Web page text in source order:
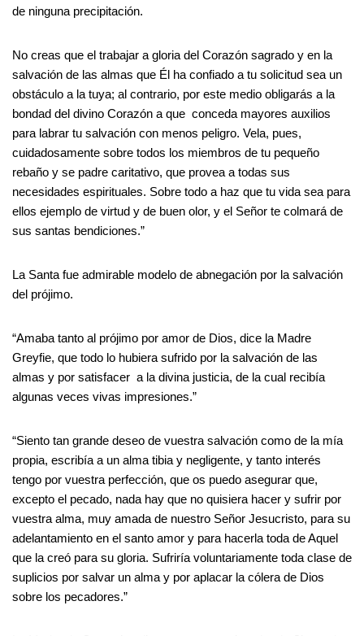
de ninguna precipitación.
No creas que el trabajar a gloria del Corazón sagrado y en la
salvación de las almas que Él ha confiado a tu solicitud sea un
obstáculo a la tuya; al contrario, por este medio obligarás a la
bondad del divino Corazón a que conceda mayores auxilios
para labrar tu salvación con menos peligro. Vela, pues,
cuidadosamente sobre todos los miembros de tu pequeño
rebaño y se padre caritativo, que provea a todas sus
necesidades espirituales. Sobre todo a haz que tu vida sea para
ellos ejemplo de virtud y de buen olor, y el Señor te colmará de
sus santas bendiciones.”
La Santa fue admirable modelo de abnegación por la salvación
del prójimo.
“Amaba tanto al prójimo por amor de Dios, dice la Madre
Greyfie, que todo lo hubiera sufrido por la salvación de las
almas y por satisfacer a la divina justicia, de la cual recibía
algunas veces vivas impresiones.”
“Siento tan grande deseo de vuestra salvación como de la mía
propia, escribía a un alma tibia y negligente, y tanto interés
tengo por vuestra perfección, que os puedo asegurar que,
excepto el pecado, nada hay que no quisiera hacer y sufrir por
vuestra alma, muy amada de nuestro Señor Jesucristo, para su
adelantamiento en el santo amor y para hacerla toda de Aquel
que la creó para su gloria. Sufriría voluntariamente toda clase de
suplicios por salvar un alma y por aplacar la cólera de Dios
sobre los pecadores.”